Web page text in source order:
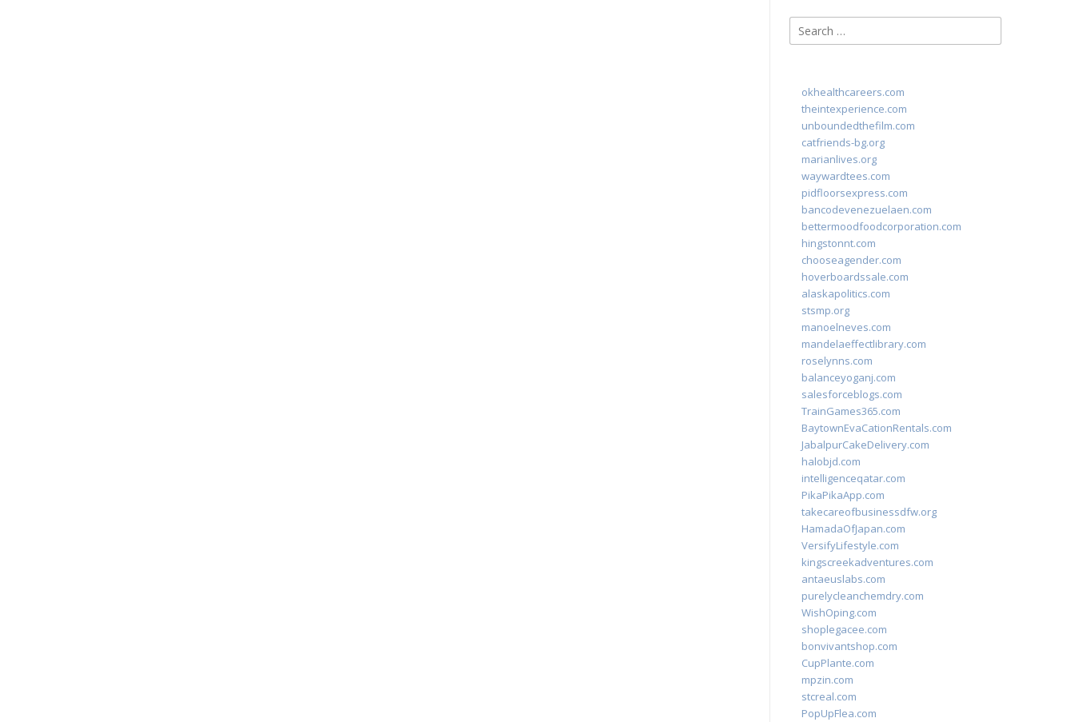
Search
for:
okhealthcareers.com
theintexperience.com
unboundedthefilm.com
catfriends-bg.org
marianlives.org
waywardtees.com
pidfloorsexpress.com
bancodevenezuelaen.com
bettermoodfoodcorporation.com
hingstonnt.com
chooseagender.com
hoverboardssale.com
alaskapolitics.com
stsmp.org
manoelneves.com
mandelaeffectlibrary.com
roselynns.com
balanceyoganj.com
salesforceblogs.com
TrainGames365.com
BaytownEvaCationRentals.com
JabalpurCakeDelivery.com
halobjd.com
intelligenceqatar.com
PikaPikaApp.com
takecareofbusinessdfw.org
HamadaOfJapan.com
VersifyLifestyle.com
kingscreekadventures.com
antaeuslabs.com
purelycleanchemdry.com
WishOping.com
shoplegacee.com
bonvivantshop.com
CupPlante.com
mpzin.com
stcreal.com
PopUpFlea.com